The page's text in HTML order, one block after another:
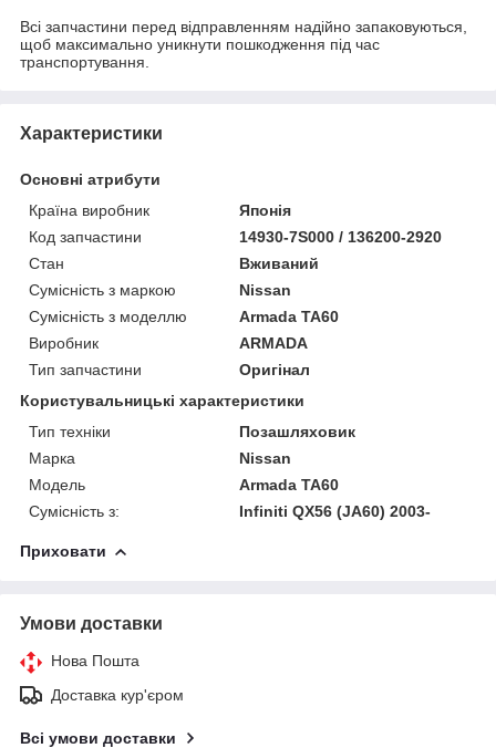
Всі запчастини перед відправленням надійно запаковуються,
щоб максимально уникнути пошкодження під час
транспортування.
Характеристики
Основні атрибути
Країна виробник
Японія
Код запчастини
14930-7S000 / 136200-2920
Стан
Вживаний
Сумісність з маркою
Nissan
Сумісність з моделлю
Armada TA60
Виробник
ARMADA
Тип запчастини
Оригінал
Користувальницькі характеристики
Тип техніки
Позашляховик
Марка
Nissan
Модель
Armada TA60
Сумісність з:
Infiniti QX56 (JA60) 2003-
Приховати
Умови доставки
Нова Пошта
Доставка кур'єром
Всі умови доставки